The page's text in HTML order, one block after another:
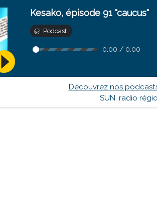
Kesako, épisode 91 "caucus"
Podcast
0:00 / 0:00
Découvrez nos
SUN, radio